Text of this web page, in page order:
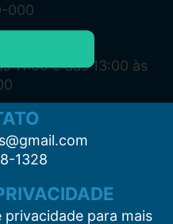
000
11:00 e das 13:00 às
1328
privacidade para mais